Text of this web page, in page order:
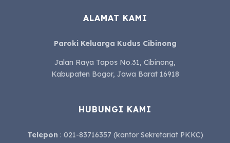
ALAMAT KAMI
Paroki Keluarga Kudus Cibinong
Jalan Raya Tapos No.31, Cibinong,
Kabupaten Bogor, Jawa Barat 16918
HUBUNGI KAMI
Telepon : 021-83716357 (kantor Sekretariat PKKC)